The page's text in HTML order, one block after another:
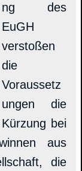
ng des
EuGH
verstoßen
die
Voraussetz
ungen die
Kürzung bei
aus
die